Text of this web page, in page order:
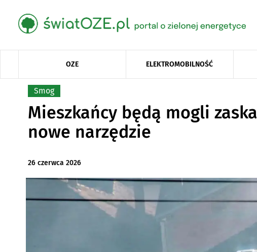
OZE ELEKTROMOBILNOŚĆ
Smog
Mieszkańcy będą mogli
nowe narzędzie
26 czerwca 2026